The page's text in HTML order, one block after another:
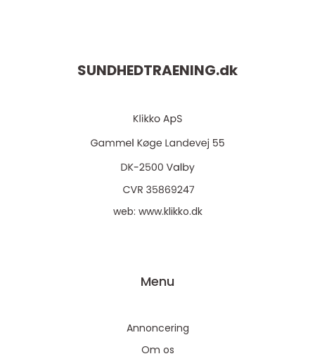
SUNDHEDTRAENING.dk
web: www.klikko.dk
Menu
Annoncering
Om os